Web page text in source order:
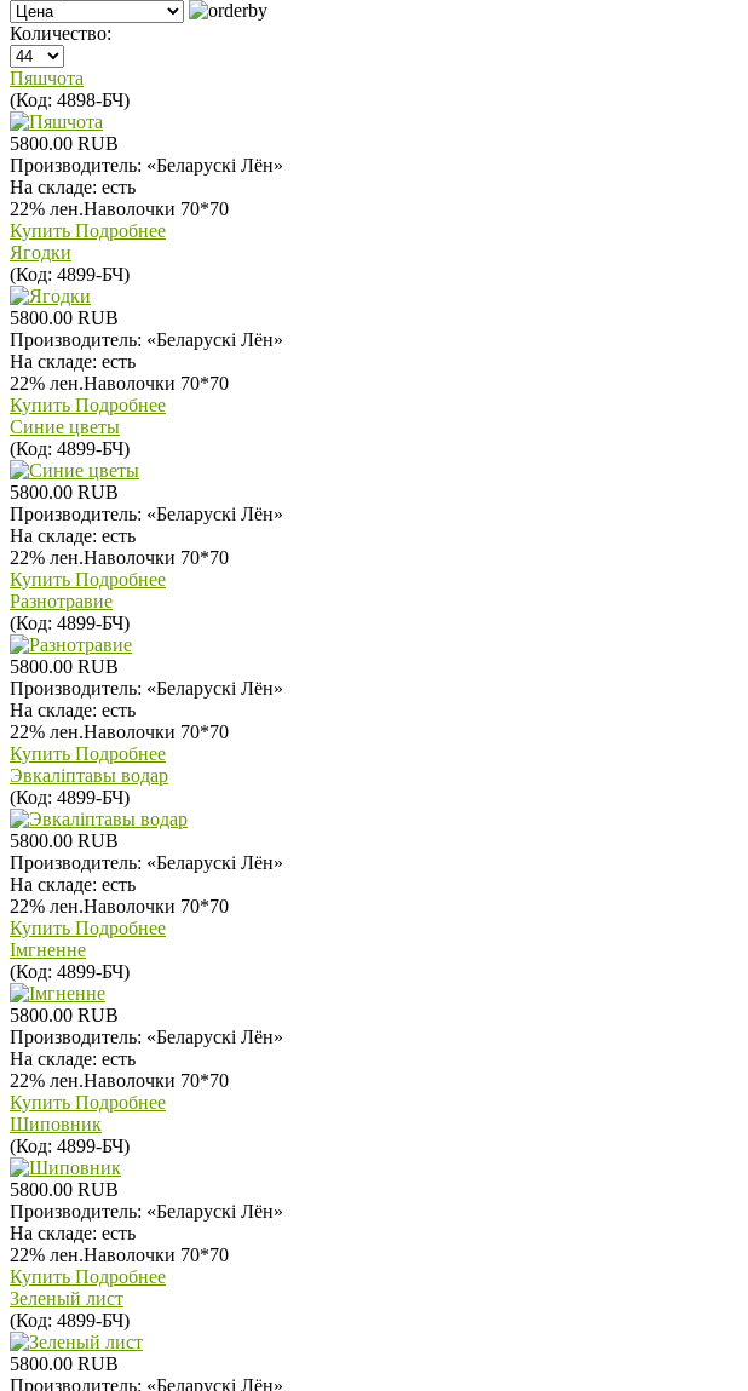
Количество:
Пяшчота
(Код: 4898-БЧ)
5800.00 RUB
Производитель: «Беларускi Лён»
На складе: есть
22% лен.Наволочки 70*70
Купить Подробнее
Ягодки
(Код: 4899-БЧ)
5800.00 RUB
Производитель: «Беларускi Лён»
На складе: есть
22% лен.Наволочки 70*70
Купить Подробнее
Синие цветы
(Код: 4899-БЧ)
5800.00 RUB
Производитель: «Беларускi Лён»
На складе: есть
22% лен.Наволочки 70*70
Купить Подробнее
Разнотравие
(Код: 4899-БЧ)
5800.00 RUB
Производитель: «Беларускi Лён»
На складе: есть
22% лен.Наволочки 70*70
Купить Подробнее
Эвкалiптавы водар
(Код: 4899-БЧ)
5800.00 RUB
Производитель: «Беларускi Лён»
На складе: есть
22% лен.Наволочки 70*70
Купить Подробнее
Iмгненне
(Код: 4899-БЧ)
5800.00 RUB
Производитель: «Беларускi Лён»
На складе: есть
22% лен.Наволочки 70*70
Купить Подробнее
Шиповник
(Код: 4899-БЧ)
5800.00 RUB
Производитель: «Беларускi Лён»
На складе: есть
22% лен.Наволочки 70*70
Купить Подробнее
Зеленый лист
(Код: 4899-БЧ)
5800.00 RUB
Производитель: «Беларускi Лён»